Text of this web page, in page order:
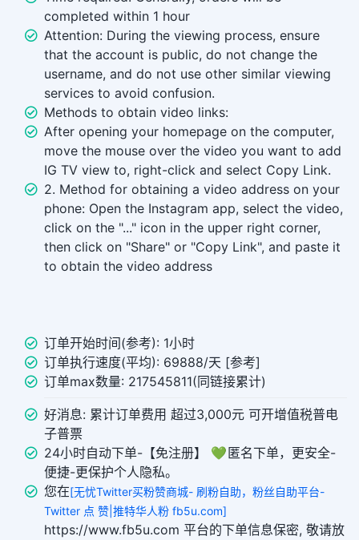
completed within 1 hour
Attention: During the viewing process, ensure
that the account is public, do not change the
username, and do not use other similar viewing
services to avoid confusion.
Methods to obtain video links:
After opening your homepage on the computer,
move the mouse over the video you want to add
IG TV view to, right-click and select Copy Link.
2. Method for obtaining a video address on your
phone: Open the Instagram app, select the video,
click on the "..." icon in the upper right corner,
then click on "Share" or "Copy Link", and paste it
to obtain the video address
订单开始时间(参考): 1小时
订单执行速度(平均): 69888/天 [参考]
订单max数量: 217545811(同链接累计)
好消息: 累计订单费用 超过3,000元 可开增值税普电
子普票
24小时自动下单-【免注册】 💚 匿名下单，更安全-
便捷-更保护个人隐私。
您在[无忧Twitter买粉赞商城- 刷粉自助，粉丝自助平台-
Twitter 点 赞|推特华人粉 fb5u.com]
https://www.fb5u.com 平台的下单信息保密, 敬请放